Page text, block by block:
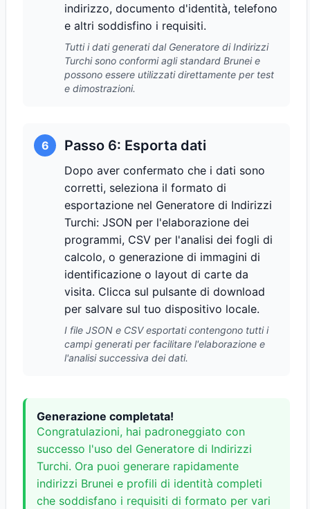
indirizzo, documento d'identità, telefono
e altri soddisfino i requisiti.
Tutti i dati generati dal Generatore di Indirizzi
Turchi sono conformi agli standard Brunei e
possono essere utilizzati direttamente per test
e dimostrazioni.
6 Passo 6: Esporta dati
Dopo aver confermato che i dati sono
corretti, seleziona il formato di
esportazione nel Generatore di Indirizzi
Turchi: JSON per l'elaborazione dei
programmi, CSV per l'analisi dei fogli di
calcolo, o generazione di immagini di
identificazione o layout di carte da
visita. Clicca sul pulsante di download
per salvare sul tuo dispositivo locale.
I file JSON e CSV esportati contengono tutti i
campi generati per facilitare l'elaborazione e
l'analisi successiva dei dati.
Generazione completata!
Congratulazioni, hai padroneggiato con
successo l'uso del Generatore di Indirizzi
Turchi. Ora puoi generare rapidamente
indirizzi Brunei e profili di identità completi
che soddisfano i requisiti di formato per vari